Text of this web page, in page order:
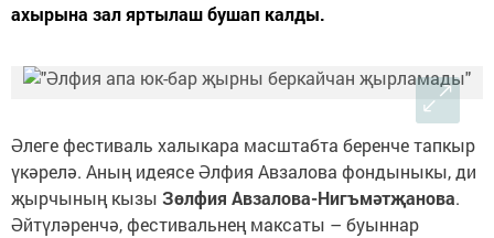
ахырына зал яртылаш бушап калды.
Әлеге фестиваль халыкара масштабта беренче тапкыр
үкәрелә. Аның идеясе Әлфия Авзалова фондыныкы, ди
җырчының кызы Зөлфия Авзалова-Нигъмәтҗанова.
Әйтүләренчә, фестивальнең максаты – буыннар